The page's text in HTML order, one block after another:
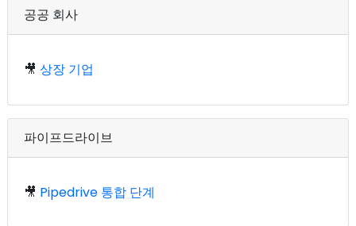
공공 회사
🎥 상장 기업
파이프드라이브
🎥 Pipedrive 통합 단계